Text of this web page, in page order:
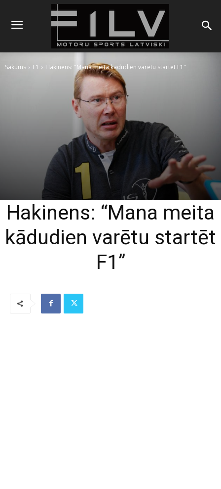
Sākums F1 Hakinens: "Mana meita kādudien varētu startēt F1"
Hakinens: “Mana meita
kādudien varētu startēt
F1”